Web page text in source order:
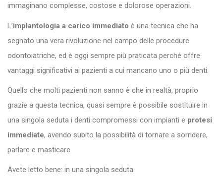
immaginano complesse, costose e dolorose operazioni.
L’implantologia a carico immediato è una tecnica che ha
segnato una vera rivoluzione nel campo delle procedure
odontoiatriche, ed è oggi sempre più praticata perché offre
vantaggi significativi ai pazienti a cui mancano uno o più denti.
Quello che molti pazienti non sanno è che in realtà, proprio
grazie a questa tecnica, quasi sempre è possibile sostituire in
una singola seduta i denti compromessi con impianti e protesi
immediate, avendo subito la possibilità di tornare a sorridere,
parlare e masticare.
Avete letto bene: in una singola seduta.